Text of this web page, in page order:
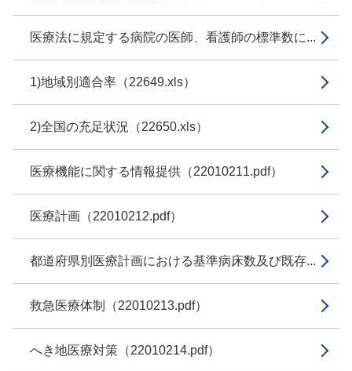
医療法に規定する病院の医師、看護師の標準数に...
1)地域別適合率（22649.xls）
2)全国の充足状況（22650.xls）
医療機能に関する情報提供（22010211.pdf）
医療計画（22010212.pdf）
都道府県別医療計画における基準病床数及び既存...
救急医療体制（22010213.pdf）
へき地医療対策（22010214.pdf）